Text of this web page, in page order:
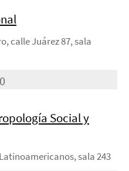
calle Juárez 87, sala
Social y
sala 243